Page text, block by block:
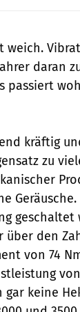
weich.
daran
passiert
kräftig
zu
über den
von 74
gar keine